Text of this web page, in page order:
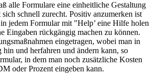
alle Formulare eine einheitliche Gestaltung
schnell zurecht. Positiv anzumerken ist
jedem Formular mit "Help’ eine Hilfe holen
Eingaben rückgängig machen zu können.
eingetragen, wobei man in
hin und herfahren und ändern kann, so
in dem man noch zusätzliche Kosten
oder Prozent eingeben kann.